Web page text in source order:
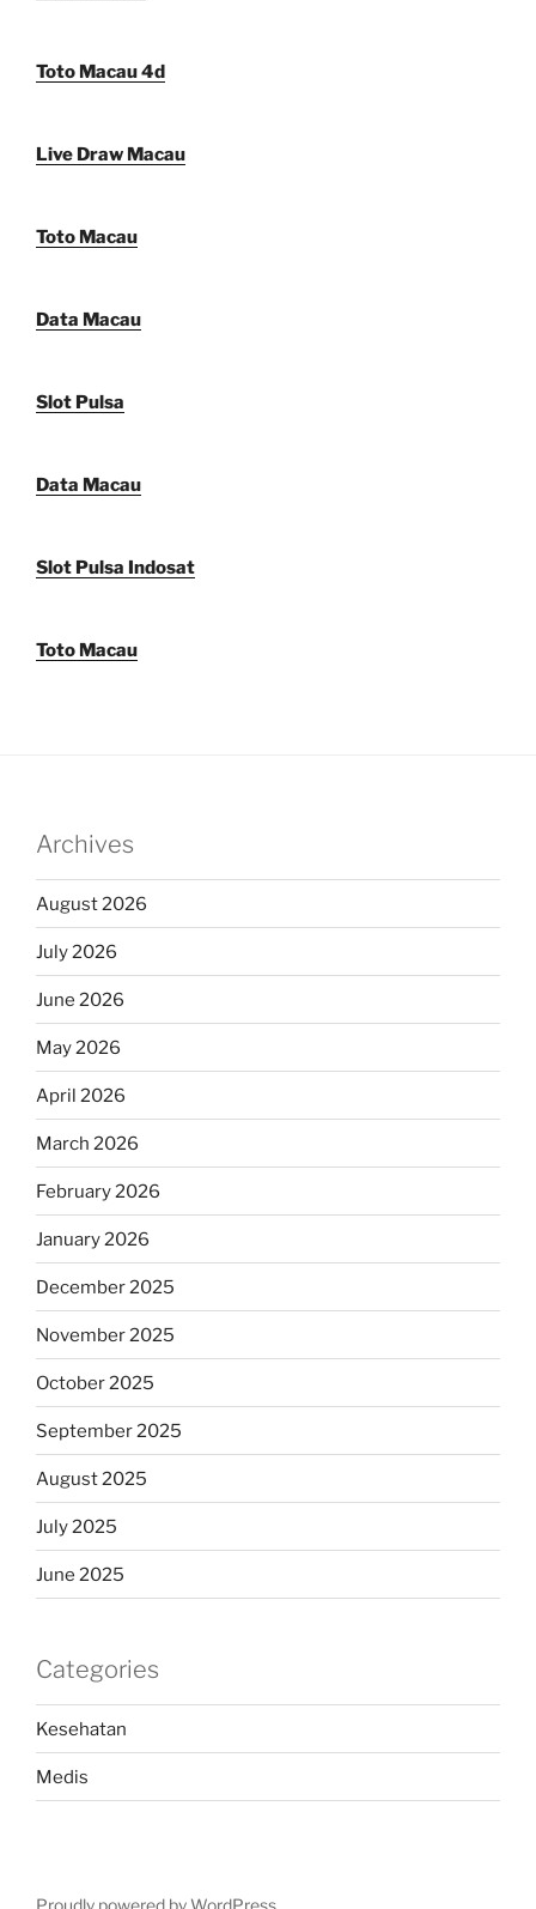
Toto Macau 4d
Live Draw Macau
Toto Macau
Data Macau
Slot Pulsa
Data Macau
Slot Pulsa Indosat
Toto Macau
Archives
August 2026
July 2026
June 2026
May 2026
April 2026
March 2026
February 2026
January 2026
December 2025
November 2025
October 2025
September 2025
August 2025
July 2025
June 2025
Categories
Kesehatan
Medis